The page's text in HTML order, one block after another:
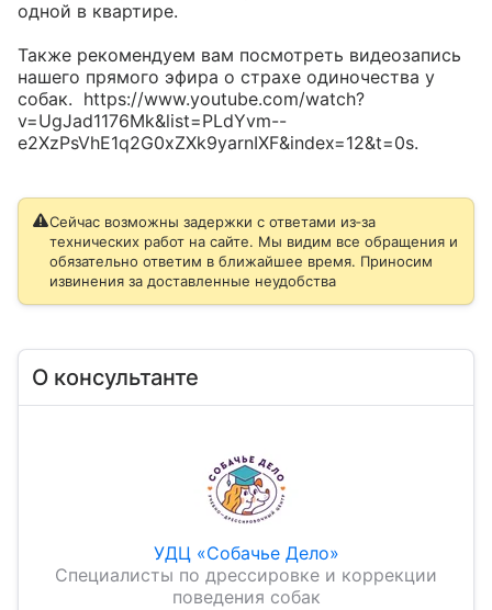
одной в квартире.
Также рекомендуем вам посмотреть видеозапись
нашего прямого эфира о страхе одиночества у
собак.  https://www.youtube.com/watch?
v=UgJad1176Mk&list=PLdYvm--
e2XzPsVhE1q2G0xZXk9yarnIXF&index=12&t=0s.
Сейчас возможны задержки с ответами из‑за
технических работ на сайте. Мы видим все обращения и
обязательно ответим в ближайшее время. Приносим
извинения за доставленные неудобства
О консультанте
УДЦ «Собачье Дело»
Специалисты по дрессировке и коррекции
поведения собак